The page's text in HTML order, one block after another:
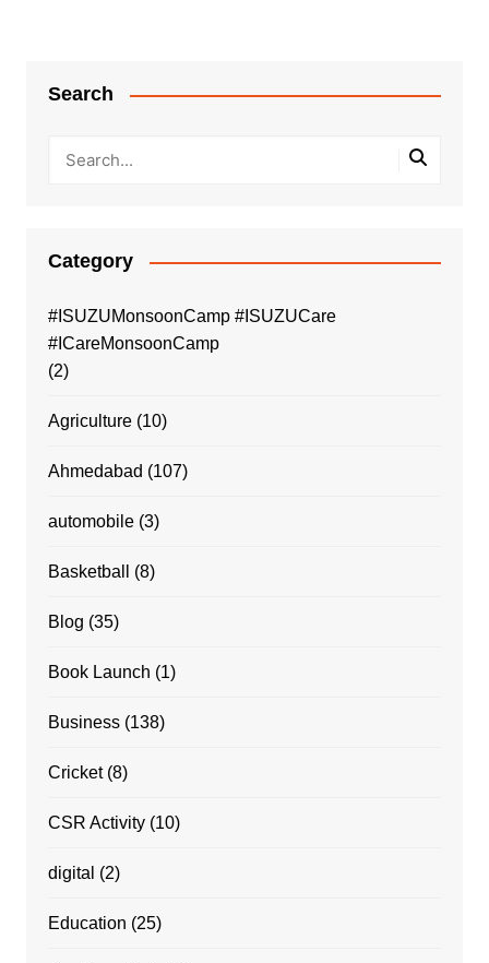
Search
Category
#ISUZUMonsoonCamp #ISUZUCare
#ICareMonsoonCamp
(2)
Agriculture(10)
Ahmedabad (107)
automobile(3)
Basketball (8)
Blog (35)
Book Launch (1)
Business(138)
Cricket(8)
CSR Activity(10)
digital (2)
Education (25)